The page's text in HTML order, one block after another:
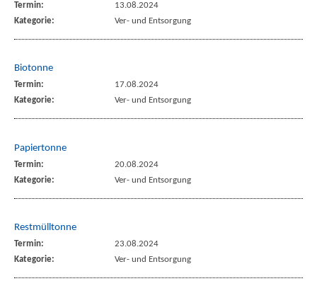
Termin:
13.08.2024
Kategorie:
Ver- und Entsorgung
Biotonne
Termin:
17.08.2024
Kategorie:
Ver- und Entsorgung
Papiertonne
Termin:
20.08.2024
Kategorie:
Ver- und Entsorgung
Restmülltonne
Termin:
23.08.2024
Kategorie:
Ver- und Entsorgung